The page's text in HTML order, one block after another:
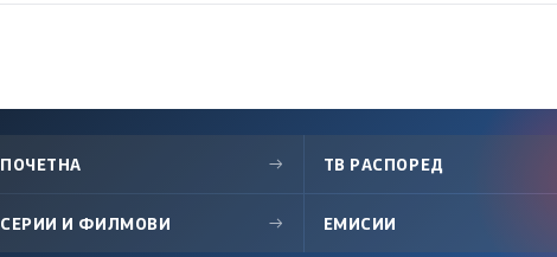
ПОЧЕТНА → ТВ РАСПОРЕД
СЕРИИ И ФИЛМОВИ → ЕМИСИИ